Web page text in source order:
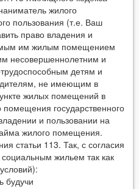
жилого
пользования (т.е. Ваш
право владения и
им жилым помещением
несовершеннолетним и
детям и
не имеющим в
жилых помещений в
помещения государственного
и пользовании на
жилого помещения.
статьи 113. Так, с согласия
жильем так как
будучи